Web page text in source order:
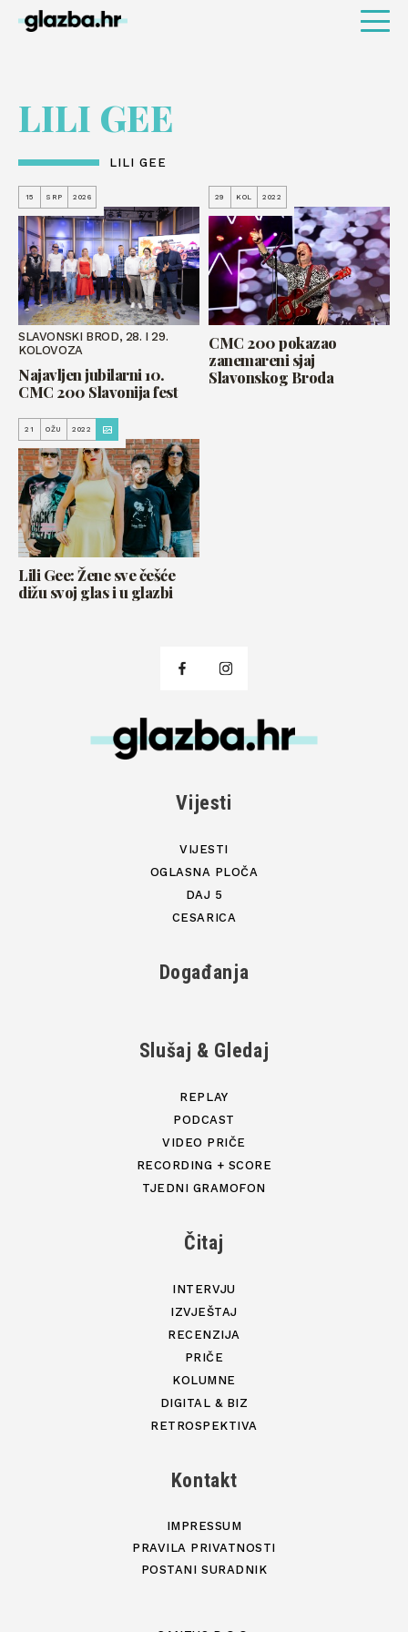
LILI GEE
LILI GEE
15 SRP 2026
SLAVONSKI BROD, 28. I 29.
KOLOVOZA
Najavljen jubilarni 10.
CMC 200 Slavonija fest
29 KOL 2022
CMC 200 pokazao
zanemareni sjaj
Slavonskog Broda
21 OŽU 2022
Lili Gee: Žene sve češće
dižu svoj glas i u glazbi
Vijesti
VIJESTI
OGLASNA PLOČA
DAJ 5
CESARICA
Događanja
Slušaj & Gledaj
REPLAY
PODCAST
VIDEO PRIČE
RECORDING + SCORE
TJEDNI GRAMOFON
Čitaj
INTERVJU
IZVJEŠTAJ
RECENZIJA
PRIČE
KOLUMNE
DIGITAL & BIZ
RETROSPEKTIVA
Kontakt
IMPRESSUM
PRAVILA PRIVATNOSTI
POSTANI SURADNIK